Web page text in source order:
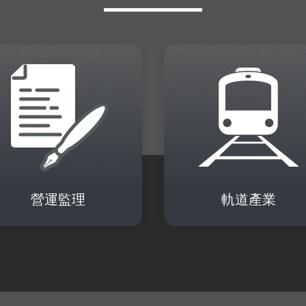
營運監理 軌道產業